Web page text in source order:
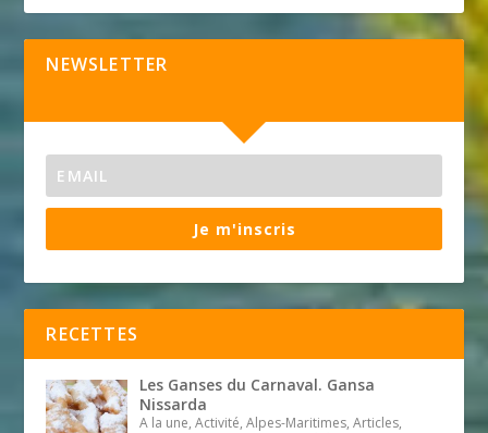
NEWSLETTER
Je m'inscris
RECETTES
Les Ganses du Carnaval. Gansa
Nissarda
A la une, Activité, Alpes-Maritimes, Articles,